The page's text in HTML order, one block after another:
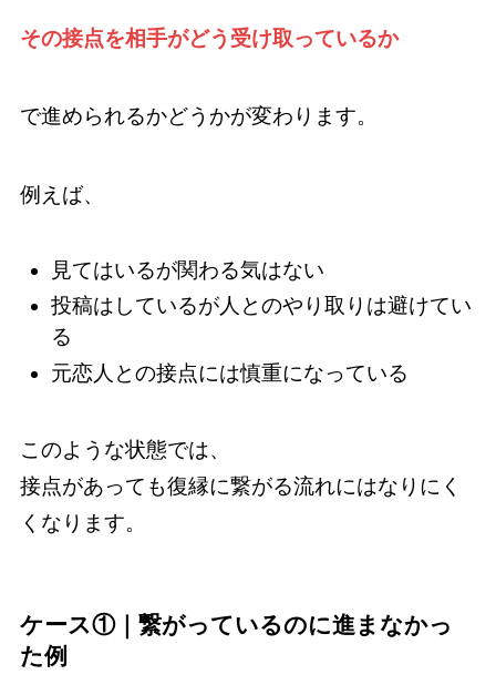
その接点を相手がどう受け取っているか
で進められるかどうかが変わります。
例えば、
見てはいるが関わる気はない
投稿はしているが人とのやり取りは避けてい
る
元恋人との接点には慎重になっている
このような状態では、
接点があっても復縁に繋がる流れにはなりにく
くなります。
ケース①｜繋がっているのに進まなかっ
た例